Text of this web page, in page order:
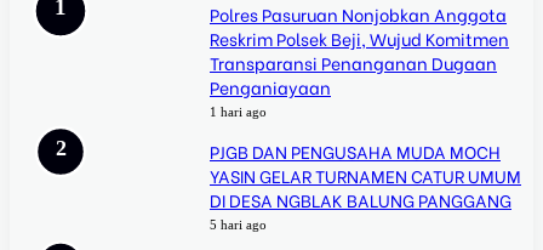
Polres Pasuruan Nonjobkan Anggota
Reskrim Polsek Beji, Wujud Komitmen
Transparansi Penanganan Dugaan
Penganiayaan
1 hari ago
PJGB DAN PENGUSAHA MUDA MOCH
YASIN GELAR TURNAMEN CATUR UMUM
DI DESA NGBLAK BALUNG PANGGANG
5 hari ago